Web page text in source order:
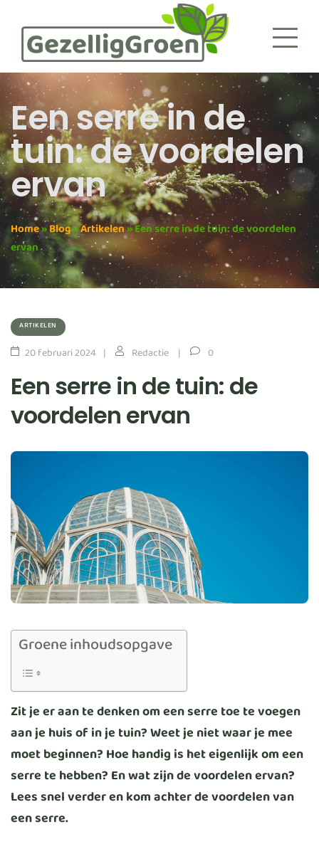
Een serre in de
tuin: de voordelen
ervan
Home»Blog»Artikelen»Een serre in de tuin: de voordelen
ervan
ARTIKELEN
20 februari 2024 Redactie 0
Een serre in de tuin: de
voordelen ervan
Groene inhoudsopgave
Zit je er aan te denken om een serre toe te voegen
aan je huis of in je tuin? Weet je niet waar je mee
moet beginnen? Hoe handig is het eigenlijk om een
serre te hebben? En wat zijn de voordelen ervan?
Lees snel verder en kom achter de voordelen van
een serre.